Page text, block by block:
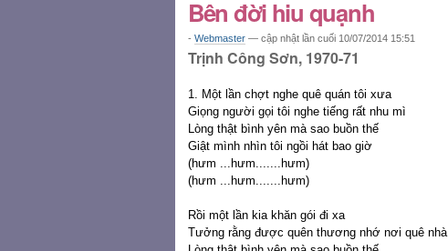
Bên đời hiu quạnh
- Webmaster — cập nhật lần cuối 10/07/2014 15:51
Trịnh Công Sơn, 1970-71
1. Một lần chợt nghe quê quán tôi xưa
Giọng người gọi tôi nghe tiếng rất nhu mì
Lòng thật bình yên mà sao buồn thế
Giật mình nhìn tôi ngồi hát bao giờ
(hưm ...hưm.......hưm)
(hưm ...hưm.......hưm)
Rồi một lần kia khăn gói đi xa
Tưởng rằng được quên thương nhớ nơi quê nhà